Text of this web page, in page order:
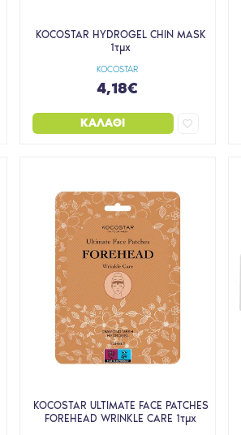
KOCOSTAR
KOCOSTAR HYDROGEL CHIN MASK
1τμχ
4,18€
ΚΑΛΆΘΙ
KOCOSTAR ULTIMATE FACE PATCHES
FOREHEAD WRINKLE CARE 1τμχ